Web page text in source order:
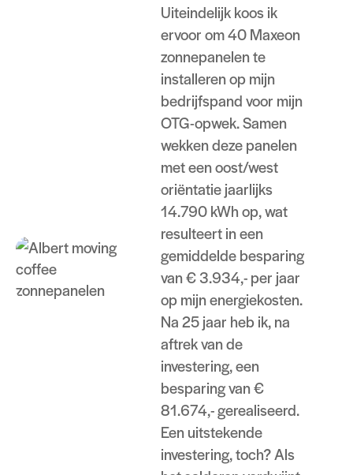
Uiteindelijk koos ik
ervoor om 40 Maxeon
zonnepanelen te
installeren op mijn
bedrijfspand voor mijn
OTG-opwek. Samen
wekken deze panelen
met een oost/west
oriëntatie jaarlijks
14.790 kWh op, wat
resulteert in een
gemiddelde besparing
van € 3.934,- per jaar
op mijn energiekosten.
Na 25 jaar heb ik, na
aftrek van de
investering, een
besparing van €
81.674,- gerealiseerd.
Een uitstekende
investering, toch? Als